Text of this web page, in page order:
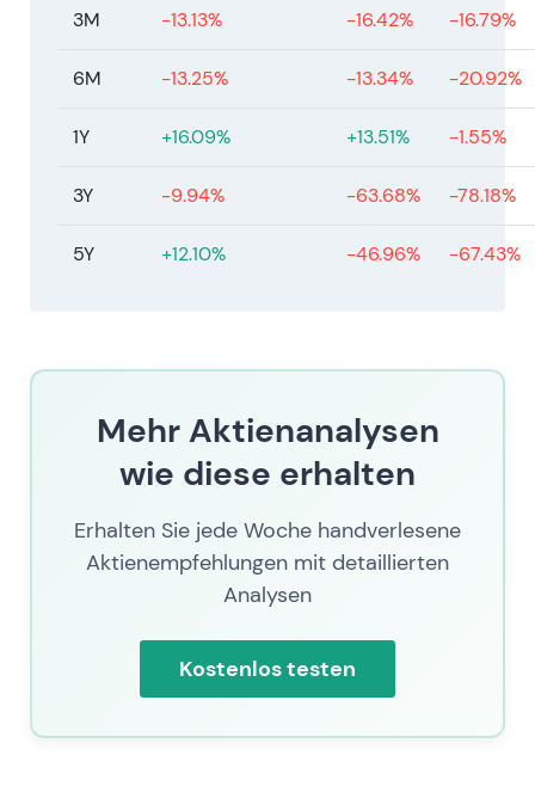
3M -13.13% -16.42% -16.79%
6M -13.25% -13.34% -20.92%
1Y +16.09% +13.51% -1.55%
3Y -9.94% -63.68% -78.18%
5Y +12.10% -46.96% -67.43%
Mehr Aktienanalysen
wie diese erhalten
Erhalten Sie jede Woche handverlesene
Aktienempfehlungen mit detaillierten
Analysen
Kostenlos testen